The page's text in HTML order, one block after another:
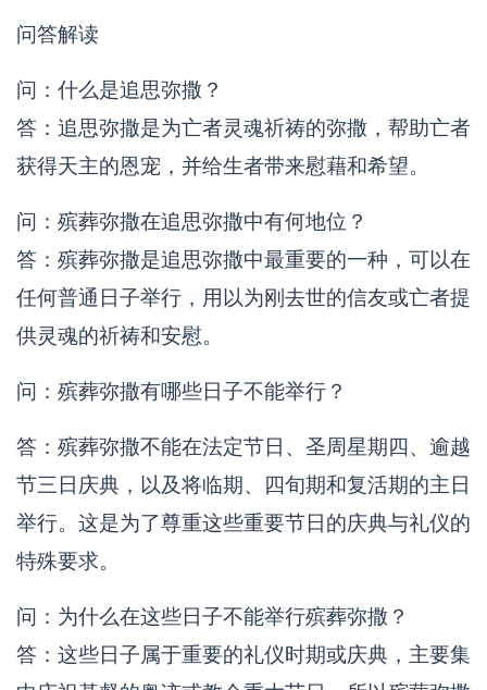
问答解读
问：什么是追思弥撒？
答：追思弥撒是为亡者灵魂祈祷的弥撒，帮助亡者
获得天主的恩宠，并给生者带来慰藉和希望。
问：殡葬弥撒在追思弥撒中有何地位？
答：殡葬弥撒是追思弥撒中最重要的一种，可以在
任何普通日子举行，用以为刚去世的信友或亡者提
供灵魂的祈祷和安慰。
问：殡葬弥撒有哪些日子不能举行？
答：殡葬弥撒不能在法定节日、圣周星期四、逾越
节三日庆典，以及将临期、四旬期和复活期的主日
举行。这是为了尊重这些重要节日的庆典与礼仪的
特殊要求。
问：为什么在这些日子不能举行殡葬弥撒？
答：这些日子属于重要的礼仪时期或庆典，主要集